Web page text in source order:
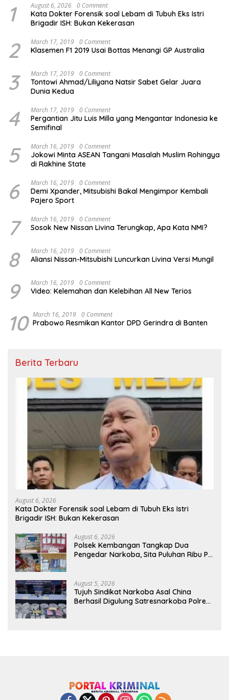
1 August 6, 2026 0 Comment
Kata Dokter Forensik soal Lebam di Tubuh Eks Istri
Brigadir ISH: Bukan Kekerasan
2 March 17, 2019 0 Comment
Klasemen F1 2019 Usai Bottas Menangi GP Australia
3 March 17, 2019 0 Comment
Tontowi Ahmad/Liliyana Natsir Sabet Gelar Juara
Dunia Kedua
4 March 17, 2019 0 Comment
Pergantian Jitu Luis Milla yang Mengantar Indonesia ke
Semifinal
5 March 16, 2019 0 Comment
Jokowi Minta ASEAN Tangani Masalah Muslim Rohingya
di Rakhine State
6 March 16, 2019 0 Comment
Demi Xpander, Mitsubishi Bakal Mengimpor Kembali
Pajero Sport
7 March 16, 2019 0 Comment
Sosok New Nissan Livina Terungkap, Apa Kata NMI?
8 March 16, 2019 0 Comment
Aliansi Nissan-Mitsubishi Luncurkan Livina Versi Mungil
9 March 16, 2019 0 Comment
Video: Kelemahan dan Kelebihan All New Terios
10 March 16, 2019 0 Comment
Prabowo Resmikan Kantor DPD Gerindra di Banten
Berita Terbaru
August 6, 2026
Kata Dokter Forensik soal Lebam di Tubuh Eks Istri
Brigadir ISH: Bukan Kekerasan
August 6, 2026
Polsek Kembangan Tangkap Dua
Pengedar Narkoba, Sita Puluhan Ribu Pil
August 5, 2026
Tujuh Sindikat Narkoba Asal China
Berhasil Digulung Satresnarkoba Polres